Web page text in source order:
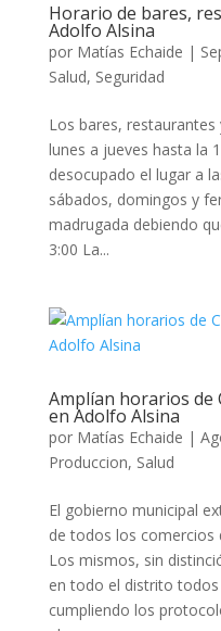
Horario de bares,
Adolfo Alsina
por Matías Echaide |
Salud, Seguridad
Los bares,
lunes a jueves hasta la
desocupado el lugar a
sábados, domingos y
madrugada debiendo
3:00 La...
Amplían horarios de
en Adolfo Alsina
por Matías Echaide |
Produccion, Salud
El gobierno municipal
de todos los comercios
Los mismos, sin
en todo el distrito
cumpliendo los